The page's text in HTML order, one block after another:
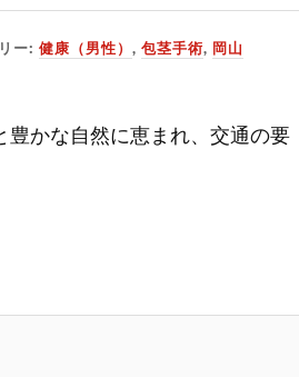
ー:健康（男性）,包茎手術, 岡山
かな自然に恵まれ、交通の要